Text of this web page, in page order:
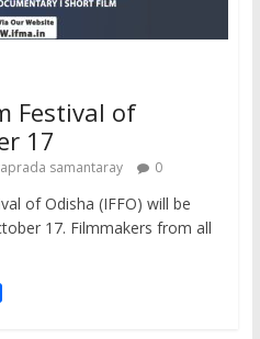
Festival of
17
samantaray 0
of Odisha (IFFO) will be
17. Filmmakers from all
S